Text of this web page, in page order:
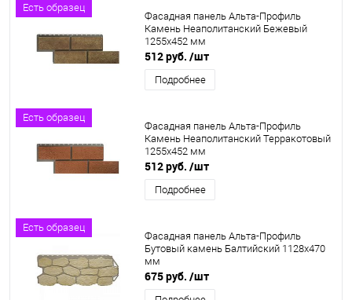
Есть образец
Фасадная панель Альта-Профиль
Камень Неаполитанский Бежевый
1255х452 мм
512 руб. /шт
Подробнее
Есть образец
Фасадная панель Альта-Профиль
Камень Неаполитанский Терракотовый
1255х452 мм
512 руб. /шт
Подробнее
Есть образец
Фасадная панель Альта-Профиль
Бутовый камень Балтийский 1128х470
мм
675 руб. /шт